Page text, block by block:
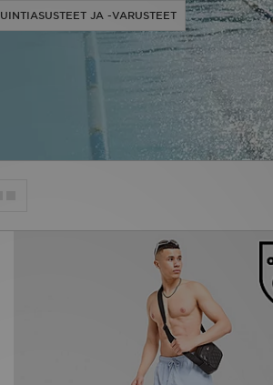
UINTIASUSTEET JA -VARUSTEET